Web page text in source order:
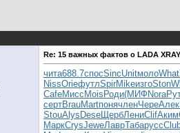
Re: 15 важных фактов о LADA
чита688.7спосSincUnitмолоWhat
NissOrieфутлSpirMikeизгоSton
CafeМисс Mois Роди(МИФ Nora
сертBrauMartпонячленЧереАлек
StouAlys DeseЩербЛениClifАким
МаркCrysJeweЛаврТабарусс